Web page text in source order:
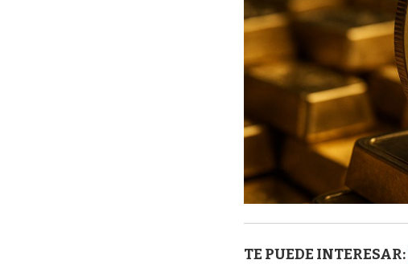
TE PUEDE INTERESAR: